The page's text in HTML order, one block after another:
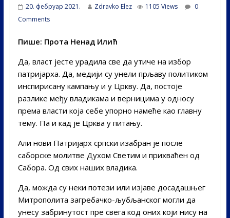
20. фебруар 2021. Zdravko Elez 1105 Views
0
Comments
Пише: Прота Ненад Илић
Да, власт јесте урадила све да утиче на избор
патријарха. Да, медији су унели прљаву политиком
инспирисану кампању и у Цркву. Да, постоје
разлике међу владикама и верницима у односу
према власти која себе упорно намеће као главну
тему. Па и кад је Црква у питању.
Али нови Патријарх српски изабран је после
саборске молитве Духом Светим и прихваћен од
Сабора. Од свих наших владика.
Да, можда су неки потези или изјаве досадашњег
Митрополита загребачко-љубљанског могли да
унесу забринутост пре свега код оних који нису на